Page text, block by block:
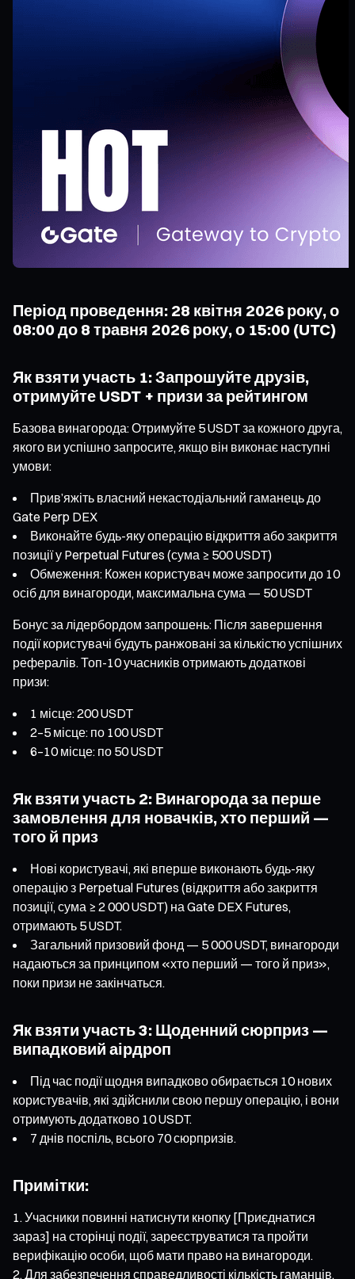
Період проведення: 28 квітня 2026 року, о
08:00 до 8 травня 2026 року, о 15:00 (UTC)
Як взяти участь 1: Запрошуйте друзів,
отримуйте USDT + призи за рейтингом
Базова винагорода: Отримуйте 5 USDT за кожного друга,
якого ви успішно запросите, якщо він виконає наступні
умови:
Прив’яжіть власний некастодіальний гаманець до
Gate Perp DEX
Виконайте будь-яку операцію відкриття або закриття
позиції у Perpetual Futures (сума ≥ 500 USDT)
Обмеження: Кожен користувач може запросити до 10
осіб для винагороди, максимальна сума — 50 USDT
Бонус за лідербордом запрошень: Після завершення
події користувачі будуть ранжовані за кількістю успішних
рефералів. Топ-10 учасників отримають додаткові
призи:
1 місце: 200 USDT
2–5 місце: по 100 USDT
6–10 місце: по 50 USDT
Як взяти участь 2: Винагорода за перше
замовлення для новачків, хто перший —
того й приз
Нові користувачі, які вперше виконають будь-яку
операцію з Perpetual Futures (відкриття або закриття
позиції, сума ≥ 2 000 USDT) на Gate DEX Futures,
отримають 5 USDT.
Загальний призовий фонд — 5 000 USDT, винагороди
надаються за принципом «хто перший — того й приз»,
поки призи не закінчаться.
Як взяти участь 3: Щоденний сюрприз —
випадковий аірдроп
Під час події щодня випадково обирається 10 нових
користувачів, які здійснили свою першу операцію, і вони
отримують додатково 10 USDT.
7 днів поспіль, всього 70 сюрпризів.
Примітки:
Учасники повинні натиснути кнопку [Приєднатися
зараз] на сторінці події, зареєструватися та пройти
верифікацію особи, щоб мати право на винагороди.
Для забезпечення справедливості кількість гаманців,